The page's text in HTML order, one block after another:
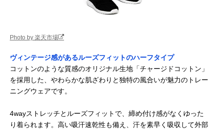
Photo by 楽天市場
ヴィンテージ感があるルーズフィットのハーフタイプ
コットンのような質感のオリジナル生地「チャージドコットン」
を採用した、やわらかな肌ざわりと独特の風合いが魅力のトレー
ニングウェアです。
4wayストレッチとルーズフィットで、締め付け感がなくゆった
り着られます。高い吸汗速乾性も備え、汗を素早く吸収して外部